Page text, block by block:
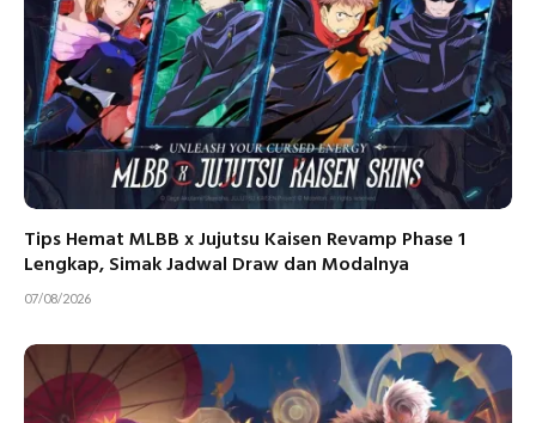
Tips Hemat MLBB x Jujutsu Kaisen Revamp Phase 1
Lengkap, Simak Jadwal Draw dan Modalnya
07/08/2026